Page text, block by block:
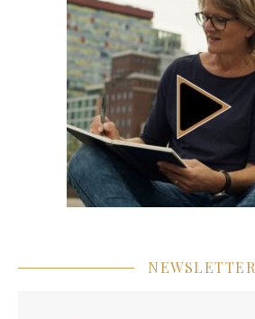
NEWSLETTER